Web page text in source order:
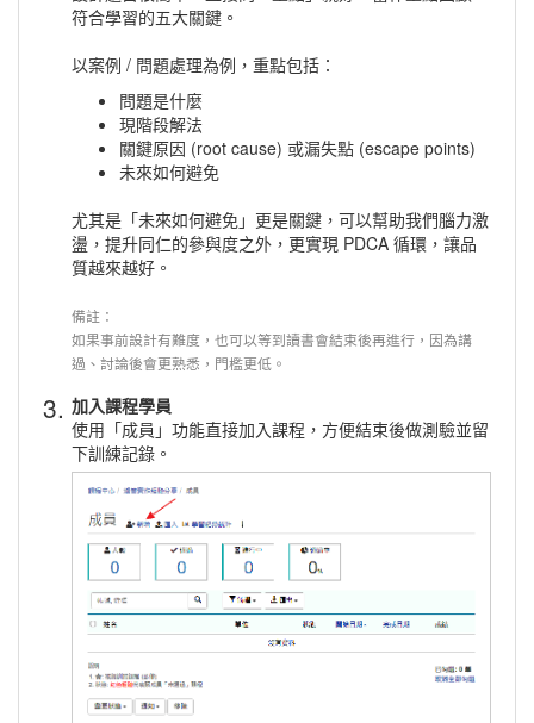
符合學習的五大關鍵。
以案例 / 問題處理為例，重點包括：
問題是什麼
現階段解法
關鍵原因 (root cause) 或漏失點 (escape points)
未來如何避免
尤其是「未來如何避免」更是關鍵，可以幫助我們腦力激
盪，提升同仁的參與度之外，更實現 PDCA 循環，讓品
質越來越好。
備註：
如果事前設計有難度，也可以等到讀書會結束後再進行，因為講
過、討論後會更熟悉，門檻更低。
3. 加入課程學員
使用「成員」功能直接加入課程，方便結束後做測驗並留
下訓練記錄。